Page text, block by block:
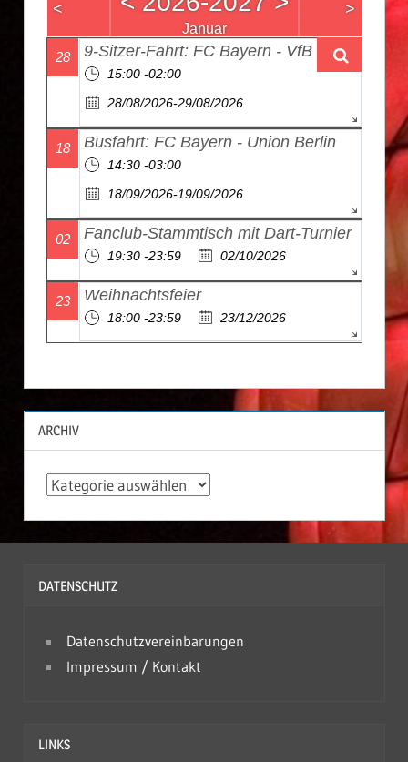
<
Januar
>
28 9-Sitzer-Fahrt: FC Bayern - VfB Stuttgart
15:00 -02:00
28/08/2026-29/08/2026
18 Busfahrt: FC Bayern - Union Berlin
14:30 -03:00
18/09/2026-19/09/2026
02 Fanclub-Stammtisch mit Dart-Turnier
19:30 -23:59 02/10/2026
23 Weihnachtsfeier
18:00 -23:59 23/12/2026
ARCHIV
A
i
DATENSCHUTZ
Datenschutzvereinbarungen
Impressum / Kontakt
LINKS